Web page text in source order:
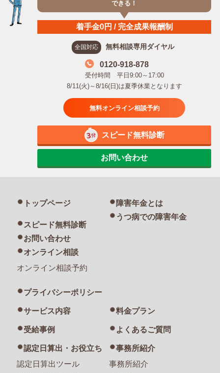
できる！
着手金0円 / 完全成果報酬制
全国対応 無料相談専用ダイヤル
0120-918-878
受付時間 平日9:00～17:00
8/11(火)～8/16(日)は夏季休業となります
無料オンライン相談予約
スピード無料診断
お問い合わせ
トップページ
スピード無料診断
お問い合わせ
オンライン相談
オンライン相談予約
プライバシーポリシー
障害年金とは
うつ病での障害年金
サービス内容 料金プラン
受給事例 よくあるご質問
認定日算出・お役立ち
認定日算出ツール
事務所紹介
事務所紹介